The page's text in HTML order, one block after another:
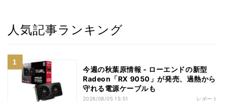
人気記事ランキング
今週の秋葉原情報 - ローエンドの新型
Radeon「RX 9050」が発売、過熱から
守れる電源ケーブルも
2026/08/05 15:51 レポート